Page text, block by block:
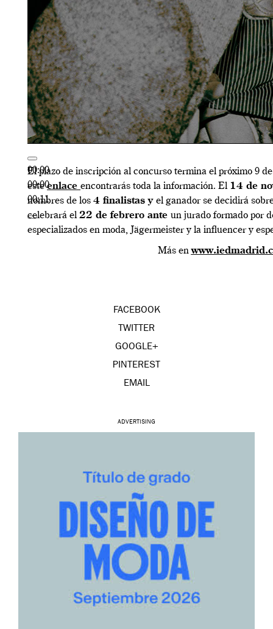
00:00
00:00
00:11
El plazo de inscripción al concurso termina el próximo 9
esteenlace encontrarás toda la información. El 14 de
nombres de los 4 finalistas y el ganador se decidirá
celebrará el 22 de febrero ante un jurado formado por
especializados en moda, Jägermeister y la influencer y
Más en
FACEBOOK
TWITTER
GOOGLE+
PINTEREST
EMAIL
ADVERTISING